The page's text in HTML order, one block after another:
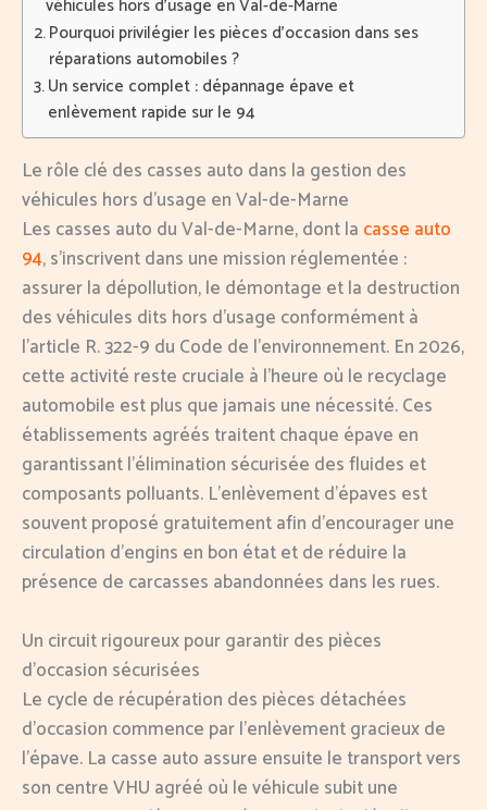
véhicules hors d’usage en Val-de-Marne
Pourquoi privilégier les pièces d’occasion dans ses
réparations automobiles ?
Un service complet : dépannage épave et
enlèvement rapide sur le 94
Le rôle clé des casses auto dans la gestion des
véhicules hors d’usage en Val-de-Marne
Les casses auto du Val-de-Marne, dont la casse auto
94, s’inscrivent dans une mission réglementée :
assurer la dépollution, le démontage et la destruction
des véhicules dits hors d’usage conformément à
l’article R. 322-9 du Code de l’environnement. En 2026,
cette activité reste cruciale à l’heure où le recyclage
automobile est plus que jamais une nécessité. Ces
établissements agréés traitent chaque épave en
garantissant l’élimination sécurisée des fluides et
composants polluants. L’enlèvement d’épaves est
souvent proposé gratuitement afin d’encourager une
circulation d’engins en bon état et de réduire la
présence de carcasses abandonnées dans les rues.
Un circuit rigoureux pour garantir des pièces
d’occasion sécurisées
Le cycle de récupération des pièces détachées
d’occasion commence par l’enlèvement gracieux de
l’épave. La casse auto assure ensuite le transport vers
son centre VHU agréé où le véhicule subit une